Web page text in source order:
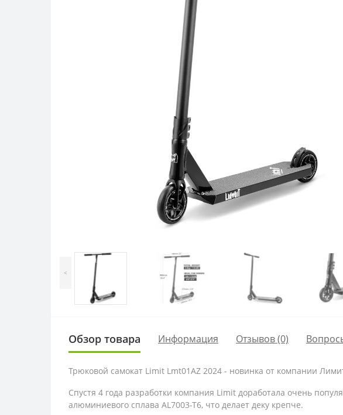
<
Обзор товара Информация Отзывов (0)
Трюковой самокат Limit Lmt01AZ 2024 - новинка от компании
Спустя 4 года разработки компания Limit доработала очень
алюминиевого сплава AL7003-T6, что делает деку крепче.